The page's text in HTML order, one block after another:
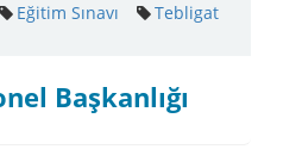
Eğitim Sınavı
Tebligat
Başkanlığı